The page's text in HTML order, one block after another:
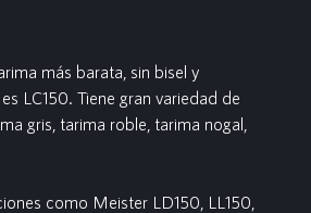
más barata, sin bisel y
LC150. Tiene gran variedad de
gris, tarima roble, tarima nogal,
como Meister LD150, LL150,